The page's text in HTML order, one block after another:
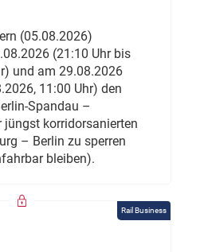
(05.08.2026)
(21:10 Uhr bis
und am 29.08.2026
11:00 Uhr) den
Spandau –
jüngst korridorsanierten
– Berlin zu sperren
bleiben).
Rail Business